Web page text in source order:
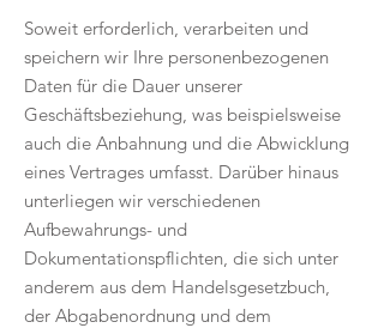
Soweit erforderlich, verarbeiten und
speichern wir Ihre personenbezogenen
Daten für die Dauer unserer
Geschäftsbeziehung, was beispielsweise
auch die Anbahnung und die Abwicklung
eines Vertrages umfasst. Darüber hinaus
unterliegen wir verschiedenen
Aufbewahrungs- und
Dokumentationspflichten, die sich unter
anderem aus dem Handelsgesetzbuch,
der Abgabenordnung und dem